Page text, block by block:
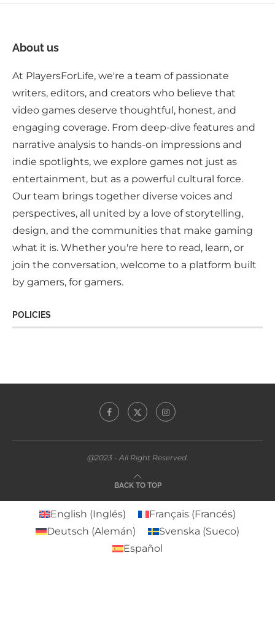
About us
At PlayersForLife, we're a team of passionate
writers, editors, and creators who believe that
video games deserve thoughtful, honest, and
engaging coverage. From deep-dive features and
narrative analysis to hands-on impressions and
indie spotlights, we explore games not just as
entertainment, but as a powerful cultural force.
Our team brings together diverse voices and
perspectives, all united by a love of storytelling,
design, and the communities that make gaming
what it is. Whether you're here to read, learn, or
join the conversation, welcome to a platform built
by gamers, for gamers.
POLICIES
@2023 - All Right Reserved.
BACK TO TOP
English (Inglés) Français (Francés)
Deutsch (Alemán) Svenska (Sueco)
Español